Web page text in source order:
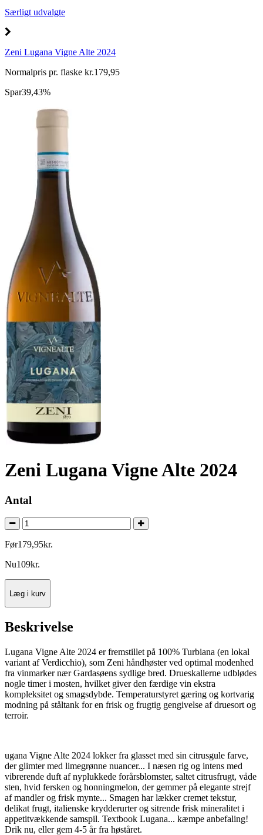
Særligt udvalgte
Zeni Lugana Vigne Alte 2024
Normalpris pr. flaske kr.179,95
Spar39,43%
Zeni Lugana Vigne Alte 2024
Antal
Før179,95kr.
Nu109kr.
Læg i kurv
Beskrivelse
Lugana Vigne Alte 2024 er fremstillet på 100% Turbiana (en lokal
variant af Verdicchio), som Zeni håndhøster ved optimal modenhed
fra vinmarker nær Gardasøens sydlige bred. Drueskallerne udblødes
nogle timer i mosten, hvilket giver den færdige vin ekstra
kompleksitet og smagsdybde. Temperaturstyret gæring og kortvarig
modning på ståltank for en frisk og frugtig gengivelse af druesort og
terroir.
ugana Vigne Alte 2024 lokker fra glasset med sin citrusgule farve,
der glimter med limegrønne nuancer... I næsen rig og intens med
vibrerende duft af nyplukkede forårsblomster, saltet citrusfrugt, våde
sten, hvid fersken og honningmelon, der gemmer på elegante strejf
af mandler og frisk mynte... Smagen har lækker cremet tekstur,
delikat frugt, italienske krydderurter og sitrende frisk mineralitet i
appetitvækkende samspil. Textbook Lugana... kæmpe anbefaling!
Drik nu, eller gem 4-5 år fra høståret.